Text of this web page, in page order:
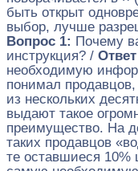
быть открыт
выбор, лучше
Вопрос 1: Почему
инструкция? /
необходимую
понимал
из нескольких
выдают такое
преимущество. На
таких продавцов
те оставшиеся 10%